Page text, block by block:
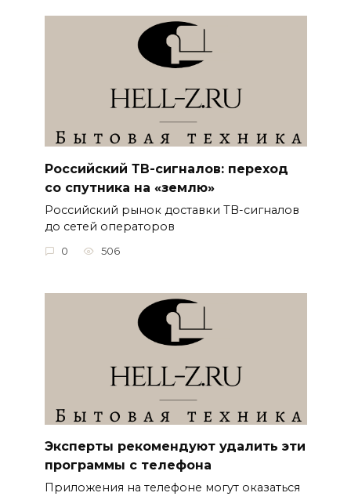
Российский ТВ-сигналов: переход
со спутника на «землю»
Российский рынок доставки ТВ-сигналов
до сетей операторов
0 506
Эксперты рекомендуют удалить эти
программы с телефона
Приложения на телефоне могут оказаться